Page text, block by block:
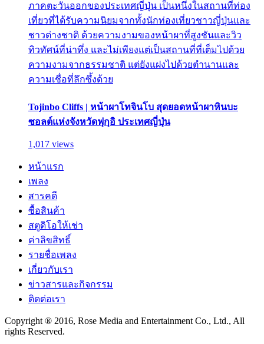
ภาคตะวันออกของประเทศญี่ปุ่น เป็นหนึ่งในสถานที่ท่อง
เที่ยวที่ได้รับความนิยมจากทั้งนักท่องเที่ยวชาวญี่ปุ่นและ
ชาวต่างชาติ ด้วยความงามของหน้าผาที่สูงชันและวิว
ทิวทัศน์ที่น่าทึ่ง และไม่เพียงแต่เป็นสถานที่ที่เต็มไปด้วย
ความงามจากธรรมชาติ แต่ยังแฝงไปด้วยตำนานและ
ความเชื่อที่ลึกซึ้งด้วย
Tojinbo Cliffs | หน้าผาโทจินโบ สุดยอดหน้าผาหินบะ
ซอลต์แห่งจังหวัดฟุกุอิ ประเทศญี่ปุ่น
1,017 views
หน้าแรก
เพลง
สารคดี
ซื้อสินค้า
สตูดิโอให้เช่า
ค่าลิขสิทธิ์
รายชื่อเพลง
เกี่ยวกับเรา
ข่าวสารและกิจกรรม
ติดต่อเรา
Copyright ® 2016, Rose Media and Entertainment Co., Ltd., All
rights Reserved.